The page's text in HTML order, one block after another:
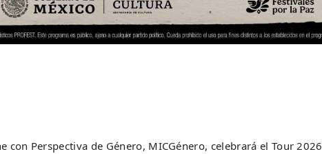
con Perspectiva de Género, MICGénero, celebrará el Tour 2026